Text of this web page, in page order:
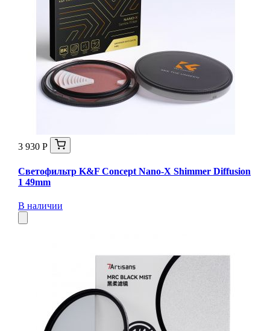
3 930 Р
Светофильтр K&F Concept Nano-X Shimmer Diffusion
1 49mm
В наличии